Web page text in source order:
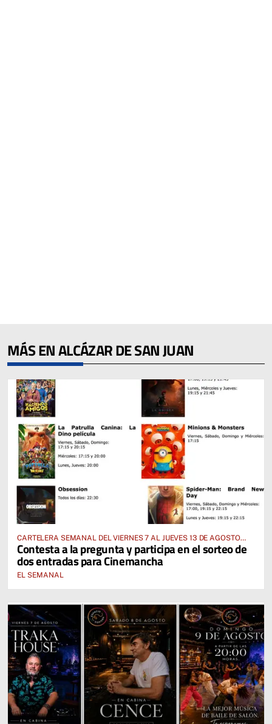
MÁS EN ALCÁZAR DE SAN JUAN
CARTELERA SEMANAL DEL VIERNES 7 AL JUEVES 13 DE AGOSTO
2026
Contesta a la pregunta y participa en el sorteo de
dos entradas para Cinemancha
EL SEMANAL